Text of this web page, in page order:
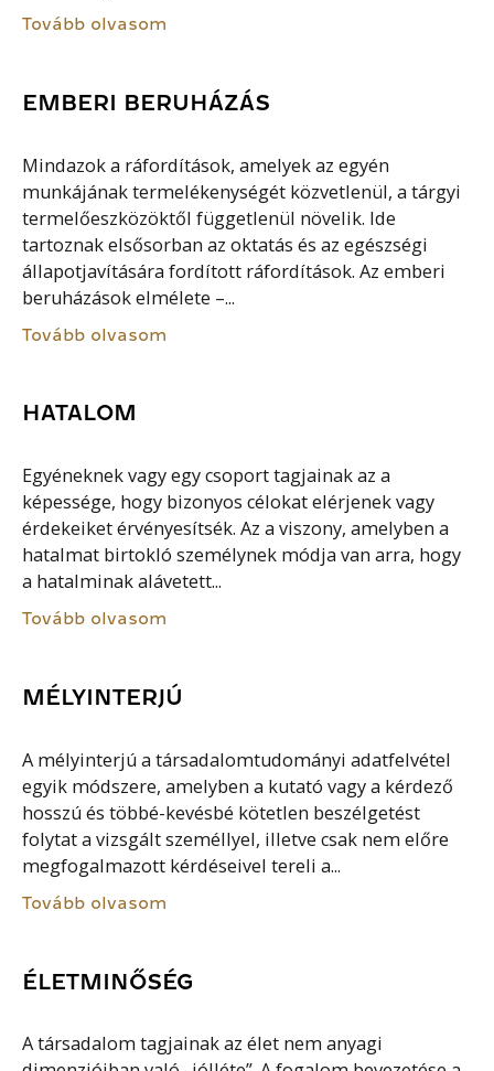
Tovább olvasom
EMBERI BERUHÁZÁS
Mindazok a ráfordítások, amelyek az egyén
munkájának termelékenységét közvetlenül, a tárgyi
termelőeszközöktől függetlenül növelik. Ide
tartoznak elsősorban az oktatás és az egészségi
állapotjavítására fordított ráfordítások. Az emberi
beruházások elmélete –...
Tovább olvasom
HATALOM
Egyéneknek vagy egy csoport tagjainak az a
képessége, hogy bizonyos célokat elérjenek vagy
érdekeiket érvényesítsék. Az a viszony, amelyben a
hatalmat birtokló személynek módja van arra, hogy
a hatalminak alávetett...
Tovább olvasom
MÉLYINTERJÚ
A mélyinterjú a társadalomtudományi adatfelvétel
egyik módszere, amelyben a kutató vagy a kérdező
hosszú és többé-kevésbé kötetlen beszélgetést
folytat a vizsgált személlyel, illetve csak nem előre
megfogalmazott kérdéseivel tereli a...
Tovább olvasom
ÉLETMINŐSÉG
A társadalom tagjainak az élet nem anyagi